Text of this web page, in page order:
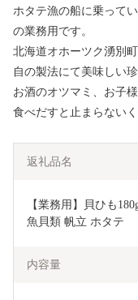
ホタテ漁の船に乗って
の業務用です。
北海道オホーツク湧別
自の製法にて美味しい
お酒のオツマミ、お子
食べだすと止まらない
返礼品名
【業務用】貝ひも
魚貝類 帆立 ホタテ
内容量